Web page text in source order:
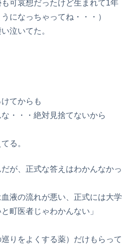
も可哀想だったけど生まれて1年
になっちゃってね・・・）
泣いてた。
てからも
な・・・絶対見捨てないから
る。
が、正式な答えはわかんなかっ
血液の流れが悪い、正式には大学
町医者じゃわかんない」
りをよくする薬）だけもらって